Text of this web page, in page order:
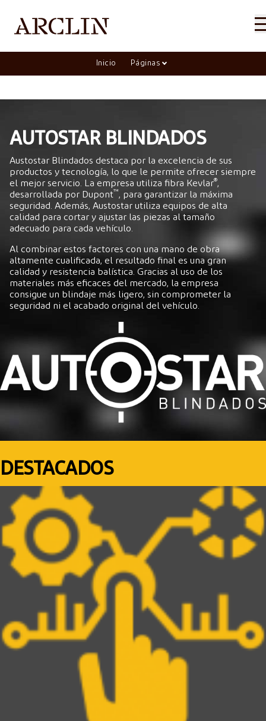
Inicio Páginas
AUTOSTAR BLINDADOS
Austostar Blindados destaca por la excelencia de sus
productos y tecnología, lo que le permite ofrecer siempre
el mejor servicio. La empresa utiliza fibra Kevlar®,
desarrollada por Dupont™, para garantizar la máxima
seguridad. Además, Austostar utiliza equipos de alta
calidad para cortar y ajustar las piezas al tamaño
adecuado para cada vehículo.
Al combinar estos factores con una mano de obra
altamente cualificada, el resultado final es una gran
calidad y resistencia balística. Gracias al uso de los
materiales más eficaces del mercado, la empresa
consigue un blindaje más ligero, sin comprometer la
seguridad ni el acabado original del vehículo.
DESTACADOS